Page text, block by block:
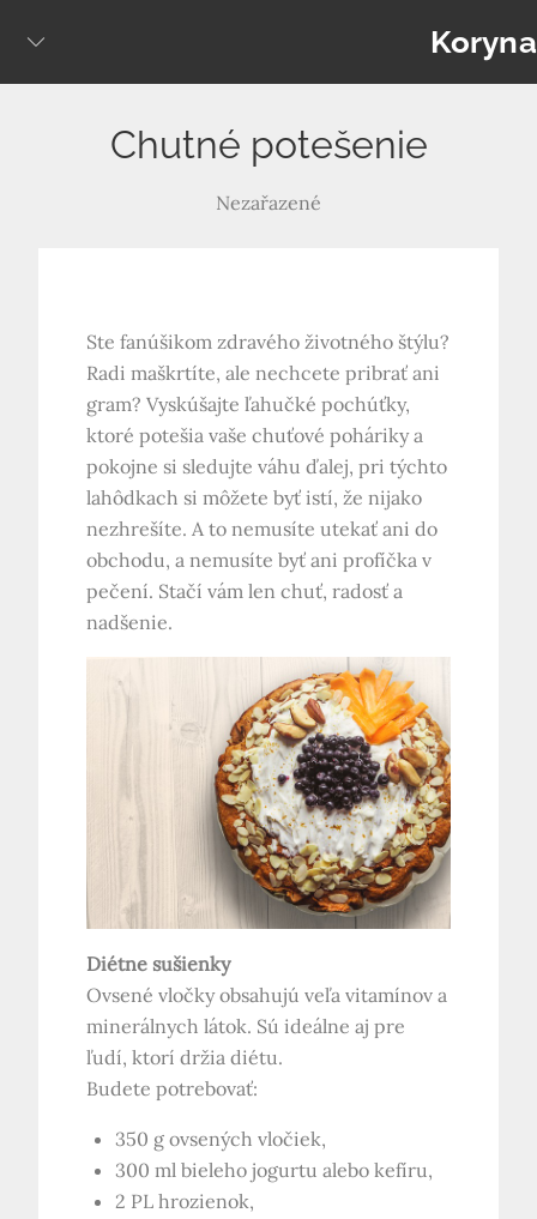
Koryna
Chutné potešenie
Nezařazené
Ste fanúšikom zdravého životného štýlu?
Radi maškrtíte, ale nechcete pribrať ani
gram? Vyskúšajte ľahučké pochúťky,
ktoré potešia vaše chuťové poháriky a
pokojne si sledujte váhu ďalej, pri týchto
lahôdkach si môžete byť istí, že nijako
nezhrešíte. A to nemusíte utekať ani do
obchodu, a nemusíte byť ani profíčka v
pečení. Stačí vám len chuť, radosť a
nadšenie.
Diétne sušienky
Ovsené vločky obsahujú veľa vitamínov a
minerálnych látok. Sú ideálne aj pre
ľudí, ktorí držia diétu.
Budete potrebovať:
350 g ovsených vločiek,
300 ml bieleho jogurtu alebo kefíru,
2 PL hrozienok,